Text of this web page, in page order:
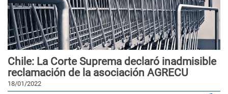
Chile: La Corte Suprema declaró inadmisible
reclamación de la asociación AGRECU
18/01/2022